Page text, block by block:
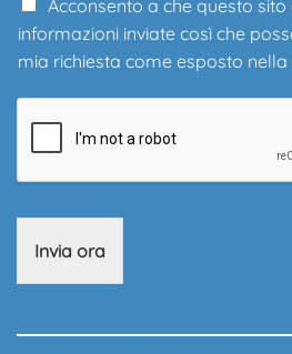
Acconsento a che questo sito
informazioni inviate così che
mia richiesta come esposto nella
Invia ora